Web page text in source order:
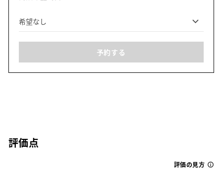
予約する
評価点
評価の見方